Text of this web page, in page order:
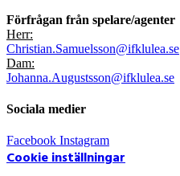
Förfrågan från spelare/agenter
Herr:
Christian.Samuelsson@ifklulea.se
Dam:
Johanna.Augustsson@ifklulea.se
Sociala medier
Facebook Instagram
Cookie inställningar